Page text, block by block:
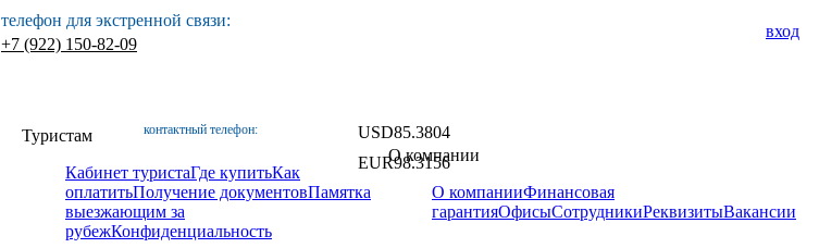
вход
телефон для экстренной связи:
+7 (922) 150-82-09
контактный телефон: USD85.3804
EUR98.3156
Туристам
Кабинет туристаГде купитьКак
оплатитьПолучение документовПамятка
выезжающим за
рубежКонфиденциальность
О компании
О компанииФинансовая
гарантияОфисыСотрудникиРеквизитыВакансии